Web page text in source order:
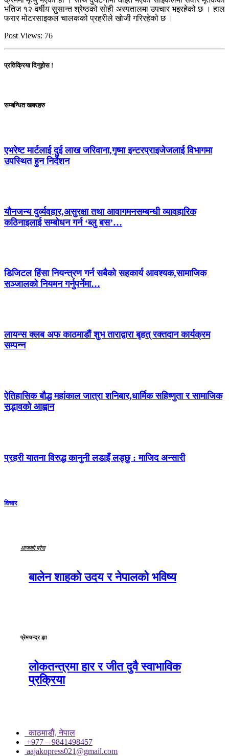
भतिज १२ वर्षीय सुसान्त श्रेष्ठको सोही अस्पतालमा उपचार भइरहेको छ । हाल
फरार मोटरसाइकल चालकको प्रहरीले खोजी गरिरहेको छ ।
Post Views: 76
प्रतिक्रिया दिनुहोस !
सम्बन्धित खबरहरु
एभरेष्ट मार्टलाई दुई लाख जरिवाना,गृष्मा इन्टरप्राइजेजलाई विभागमा
उपस्थित हुन निर्देशन
यौनजन्य दुर्व्यवहार,असुरक्षा तथा आवागमनसम्बन्धी व्यावहारिक
कठिनाइलाई सम्बोधन गर्न ‘ब्लु बस’…
डिजिटल हिंसा नियन्त्रण गर्न सबैको सहकार्य आवश्यक,सामाजिक
सञ्जालको नियमन गर्नुपर्नेमा…
लायन्स क्लब अफ काठमाडौं शुभ ताराद्वारा बृहत् रक्तदान कार्यक्रम
सम्पन्न
ऐतिहासिक बौद्ध महांकाल जात्रा शनिबार,धार्मिक सहिष्णुता र सामाजिक
सद्भावको आह्वान
प्रहरी यातना विरुद्ध कानुनी लडाइँ लड्छु : माजिद अन्सारी
विचार
आजको प्रेस
बालेन शाहको उदय र नेपालको भविष्य
प्रेमचन्द्र झा
लोकतन्त्रमा हार र जीत दुवै स्वाभाविक
प्रक्रिया
काठमाडाैं, नेपाल
+977 – 9841498457
aajakopress021@gmail.com